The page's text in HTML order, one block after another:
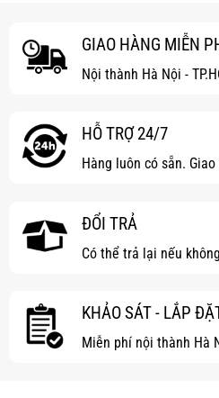
GIAO HÀNG MIỄN
Nội thành Hà Nội -
HỖ TRỢ 24/7
Hàng luôn có sẵn.
ĐỔI TRẢ
Có thể trả lại nếu
KHẢO SÁT - LẮP
Miễn phí nội thành Hà